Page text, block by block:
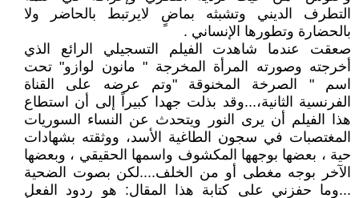
التطرف الديني وتشبثه بماضٍ لايرتبط بالحاضر ولا
بالحضارة وتطورها الإنساني .
صعقت عندما شاهدت الفيلم التسجيلي الرائع الذي
أخرجته وصورته المرأة المخرجة " مانون لوازو" تحت
اسم " الصرخة المخنوقة "وتم عرضه على القناة
الفرنسية الثانية،...وقد بذلت جهدا كبيراً إلى أن استطاع
هذا الفيلم أن يرى النور ويتحدث عن النساء السوريات
المغتصبات في سجون الطاغية الأسد، ووثقته بشهادات
حية ، بعضها بوجهها المكشوف واسمها الحقيقي ، وبعضها
الآخر بوجه مغطى أو من الخلف....لكن بصوت الضحية
...وما حفزني على كتابة هذا المقال: هو ردود الفعل